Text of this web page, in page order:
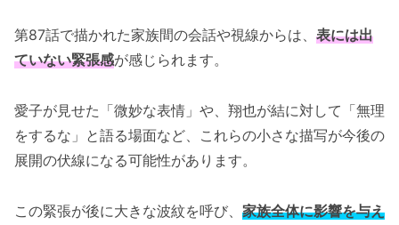
第87話で描かれた家族間の会話や視線からは、 表には出
ていない緊張感が感じられます。
愛子が見せた「微妙な表情」や、翔也が結に対して「無理
をするな」と語る場面など、これらの小さな描写が今後の
展開の伏線になる可能性があります。
この緊張が後に大きな波紋を呼び、 家族全体に影響を与え